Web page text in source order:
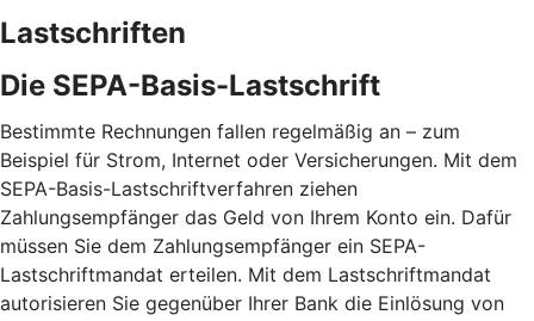
Lastschriften
Die SEPA-Basis-Lastschrift
Bestimmte Rechnungen fallen regelmäßig an – zum
Beispiel für Strom, Internet oder Versicherungen. Mit dem
SEPA-Basis-Lastschriftverfahren ziehen
Zahlungsempfänger das Geld von Ihrem Konto ein. Dafür
müssen Sie dem Zahlungsempfänger ein SEPA-
Lastschriftmandat erteilen. Mit dem Lastschriftmandat
autorisieren Sie gegenüber Ihrer Bank die Einlösung von